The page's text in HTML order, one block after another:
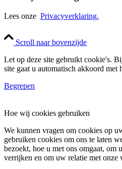
Lees onze Privacyverklaring.
Scroll naar bovenzijde
Let op deze site gebruikt cookie's.
site gaat u automatisch akkoord met
Begrepen
Hoe wij cookies gebruiken
We kunnen vragen om cookies op
gebruiken cookies om ons te laten
bezoekt, hoe u met ons omgaat, om
verrijken en om uw relatie met onze